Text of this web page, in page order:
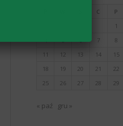
C P
1
4
5 6 7 8
11
12 13 14 15
18
19 20 21 22
25
26 27 28 29
« paź gru »